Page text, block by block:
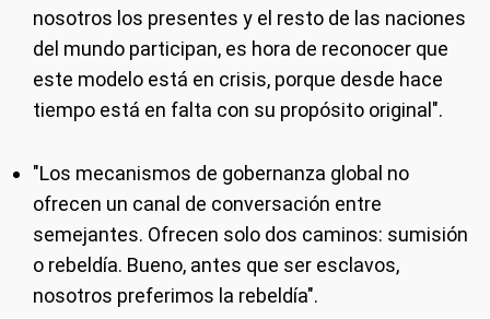
nosotros los presentes y el resto de las naciones
del mundo participan, es hora de reconocer que
este modelo está en crisis, porque desde hace
tiempo está en falta con su propósito original".
"Los mecanismos de gobernanza global no
ofrecen un canal de conversación entre
semejantes. Ofrecen solo dos caminos: sumisión
o rebeldía. Bueno, antes que ser esclavos,
nosotros preferimos la rebeldía".